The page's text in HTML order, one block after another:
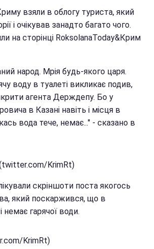
взяли в облогу туриста, який
і очікував занадто багато чого.
на сторінці RoksolanaToday&Крим
народ. Мрія будь-якого царя.
воду в туалеті викликає подив,
агента Держдепу. Бо у
в Казані навіть і місця в
вода тече, немає..." - сказано в
KrimRt)
скріншоти поста якогось
який поскаржився, що в
немає гарячої води.
KrimRt)